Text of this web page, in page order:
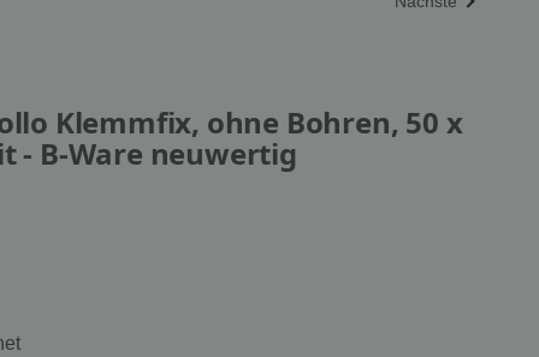
Klemmfix, ohne Bohren, 50 x
- B-Ware neuwertig